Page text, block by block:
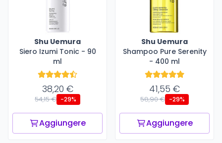
Shu Uemura
Siero Izumi Tonic - 90
ml
38,20 €
54,15 € -29%
Aggiungere
Shu Uemura
Shampoo Pure Serenity
- 400 ml
41,55 €
58,90 € -29%
Aggiungere